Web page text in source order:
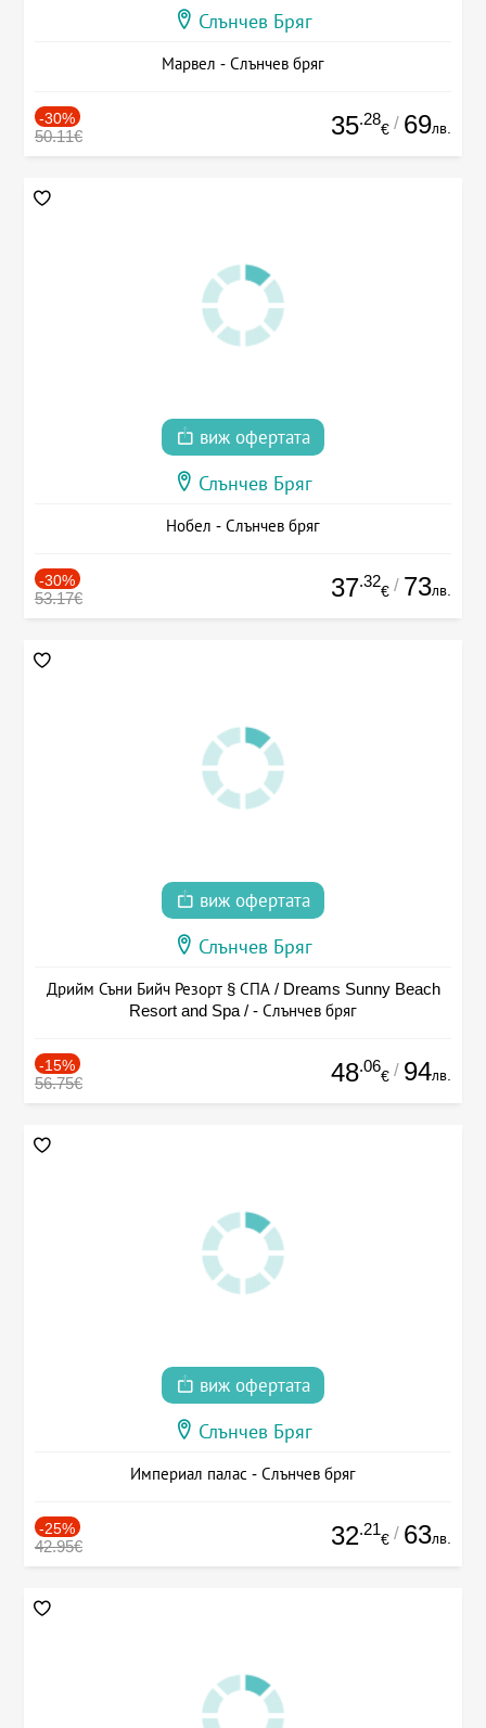
Слънчев Бряг
Марвел - Слънчев бряг
-30%
50.11€ 35.28
€ / 69лв.
виж офертата
Слънчев Бряг
Нобел - Слънчев бряг
-30%
53.17€ 37.32
€ / 73лв.
виж офертата
Слънчев Бряг
Дрийм Съни Бийч Резорт § СПА / Dreams Sunny Beach
Resort and Spa / - Слънчев бряг
-15%
56.75€ 48.06
€ / 94лв.
виж офертата
Слънчев Бряг
Империал палас - Слънчев бряг
-25%
42.95€ 32.21
€ / 63лв.